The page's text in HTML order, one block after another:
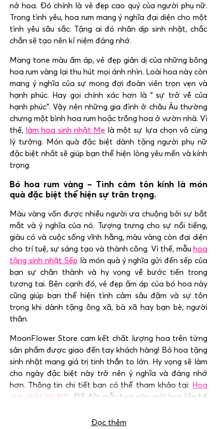
nở hoa. Đó chính là vẻ đẹp cao quý của người phụ nữ.
Trong tình yêu, hoa rum mang ý nghĩa đại diện cho một
tình yêu sâu sắc. Tặng ai đó nhân dịp sinh nhật, chắc
chắn sẽ tạo nên kỉ niệm đáng nhớ.
Mang tone màu ấm áp, vẻ đẹp giản dị của những bông
hoa rum vàng lại thu hút mọi ánh nhìn. Loài hoa này còn
mang ý nghĩa của sự mong đợi đoàn viên trọn vẹn và
hạnh phúc. Hay gọi chính xác hơn là “ sự trở về của
hạnh phúc”. Vậy nên những gia đình ở châu Âu thường
chưng một bình hoa rum hoặc trồng hoa ở vườn nhà. Vì
thế, làm hoa sinh nhật Mẹ là một sự lựa chọn vô cùng
lý tưởng. Món quà đặc biệt dành tặng người phụ nữ
đặc biệt nhất sẽ giúp bạn thể hiện lòng yêu mến và kính
trọng.
Bó hoa rum vàng – Tình cảm tôn kính là món
quà đặc biệt thể hiện sự trân trọng.
Màu vàng vốn được nhiều người ưa chuộng bởi sự bắt
mắt và ý nghĩa của nó. Tượng trưng cho sự nổi tiếng,
giàu có và cuộc sống vĩnh hằng, màu vàng còn đại diện
cho trí tuệ, sự sáng tạo và thành công. Vì thế, mẫu hoa
tặng sinh nhật Sếp là món quà ý nghĩa gửi đến sếp của
bạn sự chân thành và hy vọng về bước tiến trong
tương tai. Bên cạnh đó, vẻ đẹp ấm áp của bó hoa này
cũng giúp bạn thể hiện tình cảm sâu đậm và sự tôn
trọng khi dành tặng ông xã, bà xã hay bạn bè, người
thân.
MoonFlower Store cam kết chất lượng hoa trên từng
sản phẩm được giao đến tay khách hàng! Bó hoa tặng
sinh nhật mang giá trị tinh thần to lớn. Hy vọng sẽ làm
cho ngày đặc biệt này trở nên ý nghĩa và đáng nhớ
hơn. Thông tin chi tiết bạn có thể tham khảo tại: Hoa
sinh nhật Hà Nội. Để đặt mẫu hoa này, mời bạn liên hệ
Đọc thêm